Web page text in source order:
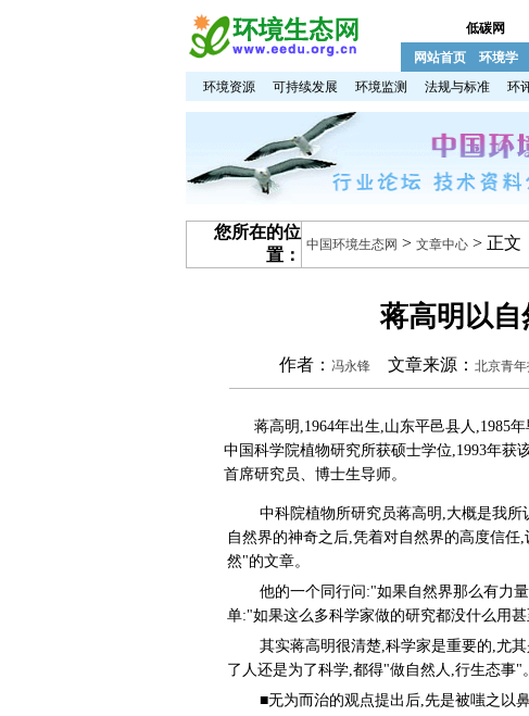
低碳网
网站首页
环境学
环境资源
可持续发展 环境监测 法规与标准 环
您所在的位
置：
中国环境生态网 > 文章中心 > 正文
蒋高明以
作者： 冯永锋 文章来源： 北京青年
蒋高明,1964年出生,山东平邑县人,1985年
中国科学院植物研究所获硕士学位,1993年获
首席研究员、博士生导师。
中科院植物所研究员蒋高明,大概是我
自然界的神奇之后,凭着对自然界的高度信
然"的文章。
他的一个同行问:"如果自然界那么有力
单:"如果这么多科学家做的研究都没什么用
其实蒋高明很清楚,科学家是重要的,尤
了人还是为了科学,都得"做自然人,行生态事"。
■无为而治的观点提出后,先是被嗤之以